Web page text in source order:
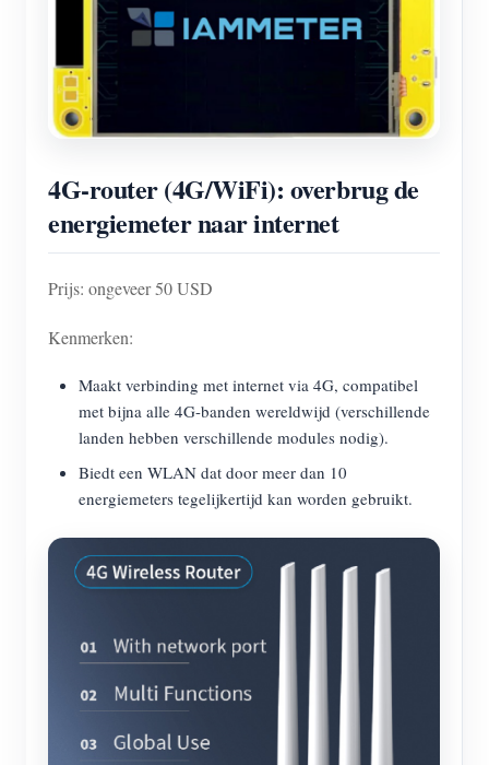
4G-router (4G/WiFi): overbrug de
energiemeter naar internet
Prijs: ongeveer 50 USD
Kenmerken:
Maakt verbinding met internet via 4G, compatibel
met bijna alle 4G-banden wereldwijd (verschillende
landen hebben verschillende modules nodig).
Biedt een WLAN dat door meer dan 10
energiemeters tegelijkertijd kan worden gebruikt.